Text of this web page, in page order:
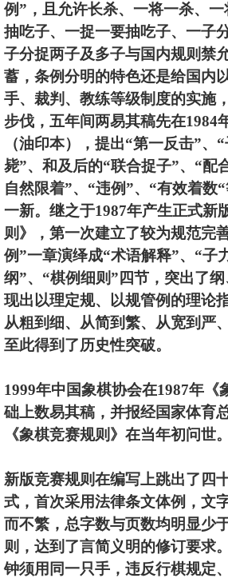
例”，且允许长杀、一将一杀、
抽吃子、一捉一要抽吃子、一子
子分捉两子及多子与国内规则禁
蓄，条例分明的特色还是给国内
手、裁判、教练等级制度的实施
步伐，五年间两易其稿先在1984
（油印本），提出“第一反击”、
毙”、和及后的“联合捉子”、“配
自然限着”、“违例”、“有效着数
一新。继之于1987年产生正式新
则》，第一次建立了较为规范完
例”一章演绎成“术语解释”、“子
纲”、“棋例细则”四节，突出了
现出以理定规、以规管例的理论
从粗到细、从简到繁、从宽到严
至此得到了历史性突破。
1999年中国象棋协会在1987年《
础上数易其稿，并报经国家体育
《象棋竞赛规则》在当年初问世。
新版竞赛规则在编写上跳出了四
式，首次采用法律条文体例，文
而不繁，总字数与页数均明显少
则，达到了言简义明的修订要求
钟须用同一只手，违反行棋规定